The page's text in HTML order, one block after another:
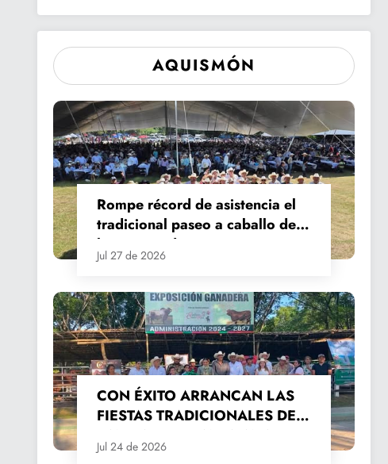
AQUISMÓN
Rompe récord de asistencia el
tradicional paseo a caballo de
las Fiestas de Santiago y Santa
Ana
Jul 27 de 2026
CON ÉXITO ARRANCAN LAS
FIESTAS TRADICIONALES DE
2026
Jul 24 de 2026